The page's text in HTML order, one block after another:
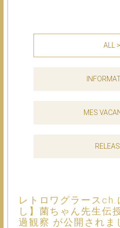
ALL >
MES
レトロワグラースch.
し】菌ちゃん先生伝
過観察 が公開されま